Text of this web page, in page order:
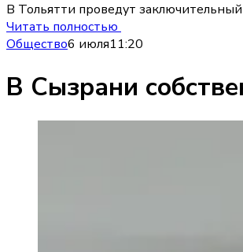
В Тольятти проведут
Читать полностью
Общество6 июля11:20
В Сызрани